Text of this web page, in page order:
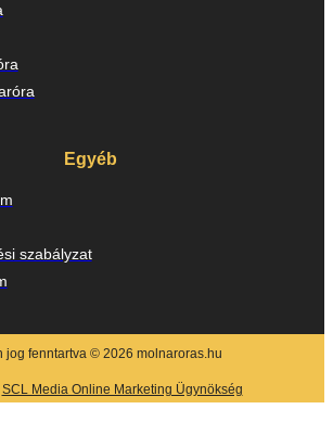
Egyéb
szabályzat
jog fenntartva © 2026 molnaroras.hu
SCL Media Online Marketing Ügynökség